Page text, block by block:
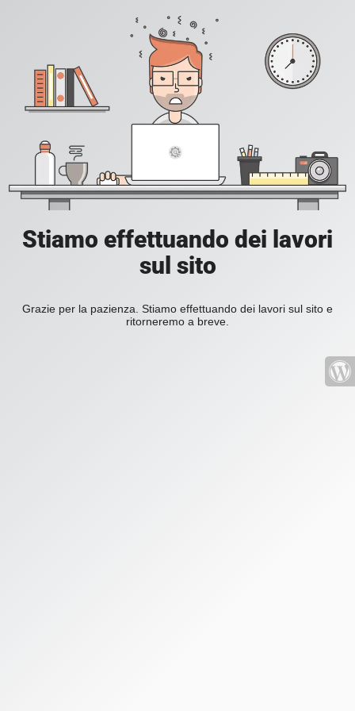
Stiamo effettuando dei lavori
sul sito
Grazie per la pazienza. Stiamo effettuando dei lavori sul sito e
ritorneremo a breve.